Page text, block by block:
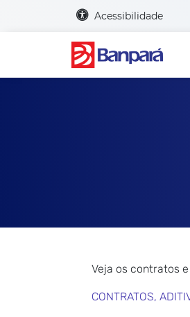
Acessibilidade
Veja os contratos
CONTRATOS,